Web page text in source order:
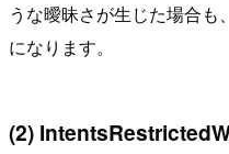
うな曖昧さが生じた場合も
になります。
(2)